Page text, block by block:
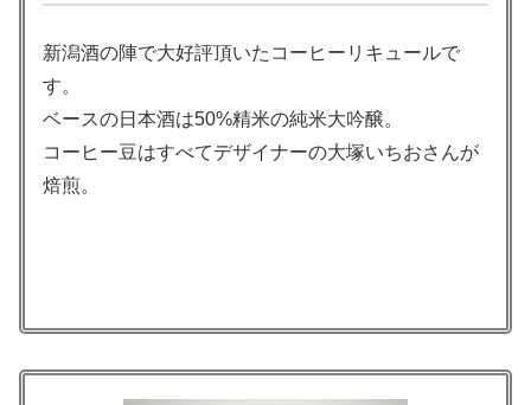
新潟酒の陣で大好評頂いたコーヒーリキュールで
す。
ベースの日本酒は50%精米の純米大吟醸。
コーヒー豆はすべてデザイナーの大塚いちおさんが
焙煎。